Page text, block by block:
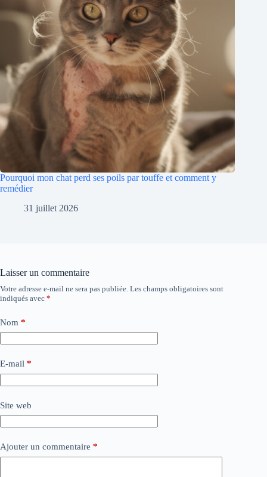
Pourquoi mon chat perd ses poils par touffe et comment y
remédier
31 juillet 2026
Laisser un commentaire
Votre adresse e-mail ne sera pas publiée. Les champs obligatoires sont
indiqués avec *
Nom *
E-mail *
Site web
Ajouter un commentaire *